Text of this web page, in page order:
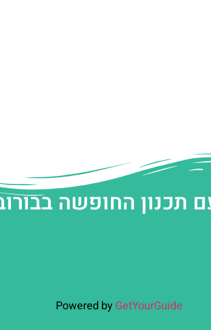
תכנון החופשה
Powered by GetYourGuide